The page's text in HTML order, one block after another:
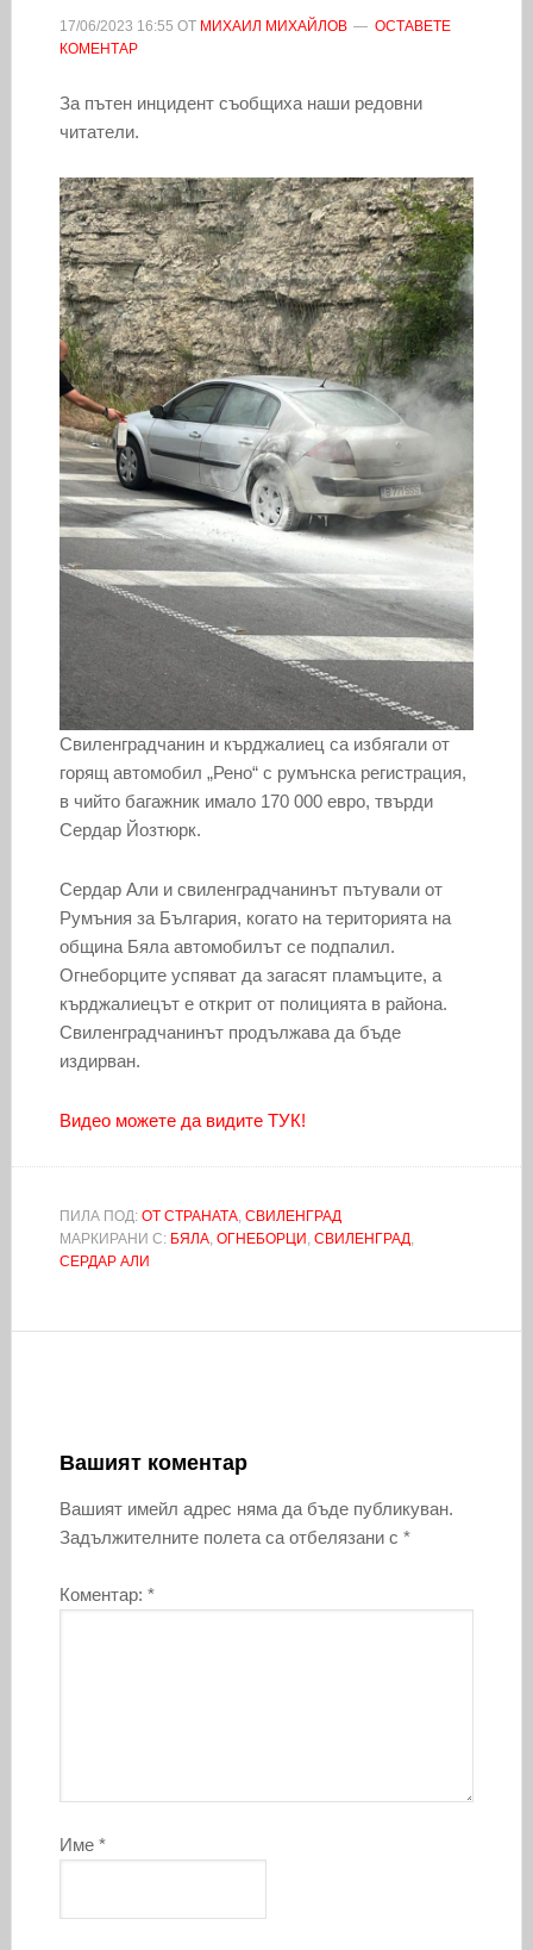
17/06/2023 16:55 ОТ МИХАИЛ МИХАЙЛОВ
ОСТАВЕТЕ
КОМЕНТАР
За пътен инцидент съобщиха наши редовни
читатели.
Свиленградчанин и кърджалиец са избягали от
горящ автомобил „Рено“ с румънска регистрация,
в чийто багажник имало 170 000 евро, твърди
Сердар Йозтюрк.
Сердар Али и свиленградчанинът пътували от
Румъния за България, когато на територията на
община Бяла автомобилът се подпалил.
Огнеборците успяват да загасят пламъците, а
кърджалиецът е открит от полицията в района.
Свиленградчанинът продължава да бъде
издирван.
Видео можете да видите ТУК!
ПИЛА ПОД: ОТ СТРАНАТА, СВИЛЕНГРАД
МАРКИРАНИ С: БЯЛА, ОГНЕБОРЦИ , СВИЛЕНГРАД,
СЕРДАР АЛИ
Вашият коментар
Вашият имейл адрес няма да бъде публикуван.
Задължителните полета са отбелязани с *
Коментар: *
Име *